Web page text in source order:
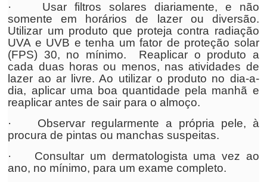
· Usar filtros solares diariamente, e não
somente em horários de lazer ou diversão.
Utilizar um produto que proteja contra radiação
UVA e UVB e tenha um fator de proteção solar
(FPS) 30, no mínimo. Reaplicar o produto a
cada duas horas ou menos, nas atividades de
lazer ao ar livre. Ao utilizar o produto no dia-a-
dia, aplicar uma boa quantidade pela manhã e
reaplicar antes de sair para o almoço.
· Observar regularmente a própria pele, à
procura de pintas ou manchas suspeitas.
· Consultar um dermatologista uma vez ao
ano, no mínimo, para um exame completo.